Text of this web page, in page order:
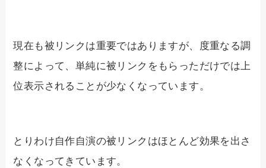
現在も被リンクは重要ではありますが、度重なる調
整によって、単純に被リンクをもらっただけでは上
位表示されることが少なくなっています。
とりわけ自作自演の被リンクはほとんど効果を出さ
なくなってきています。